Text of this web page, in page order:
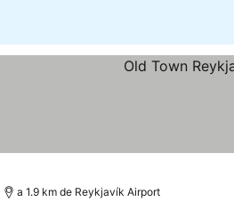
a 1.9 km de Reykjavík Airport